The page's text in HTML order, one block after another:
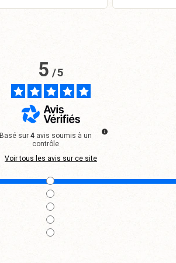
5/5
Basé sur 4 avis soumis à un
contrôle
Voir tous les avis sur ce site